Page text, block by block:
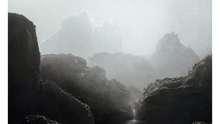
understanding and realization independent of the brand.